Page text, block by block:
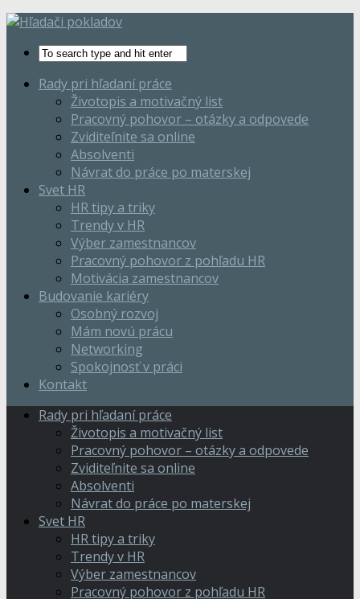
Rady pri hľadaní práce
Životopis a motivačný list
Pracovný pohovor – otázky a odpovede
Zviditeľnite sa online
Absolventi
Návrat do práce po materskej
Svet HR
HR tipy a triky
Trendy v HR
Výber zamestnancov
Pracovný pohovor z pohľadu HR
Motivácia zamestnancov
Budovanie kariéry
Osobný rozvoj
Mám novú prácu
Networking
Spokojnosť v práci
Kontakt
Rady pri hľadaní práce
Životopis a motivačný list
Pracovný pohovor – otázky a odpovede
Zviditeľnite sa online
Absolventi
Návrat do práce po materskej
Svet HR
HR tipy a triky
Trendy v HR
Výber zamestnancov
Pracovný pohovor z pohľadu HR